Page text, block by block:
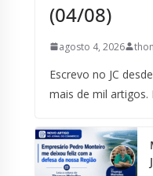
(04/08)
agosto 4, 2026
Escrevo no JC
mais de mil artigos.